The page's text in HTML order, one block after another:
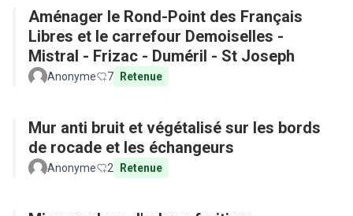
Aménager le Rond-Point des Français
Libres et le carrefour Demoiselles -
Mistral - Frizac - Duméril - St Joseph
Anonyme 7 Retenue
Mur anti bruit et végétalisé sur les bords
de rocade et les échangeurs
Anonyme 2 Retenue